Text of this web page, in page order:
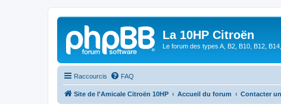
La 10HP Citroën
Le forum des types A, B2, B10, B12,
Raccourcis FAQ
Site de l'Amicale Citroën 10HP Accueil du forum Contacter